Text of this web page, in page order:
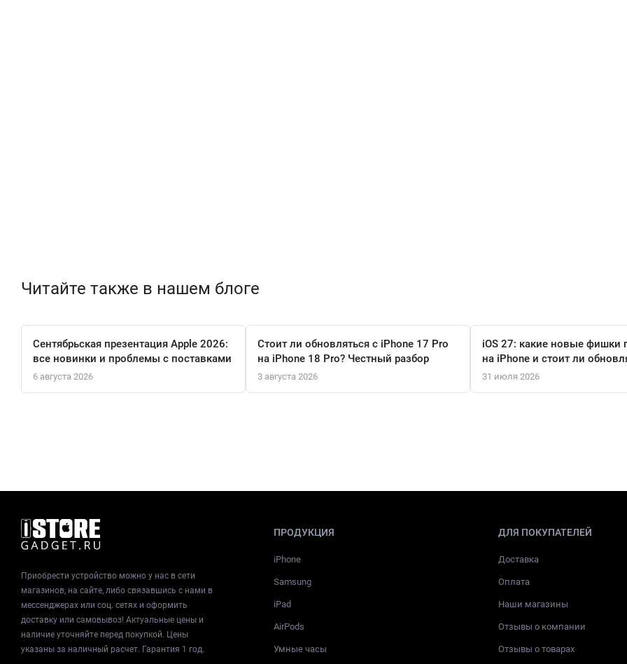
Читайте также в нашем блоге
Сентябрьская презентация Apple 2026:
все новинки и проблемы с поставками
6 августа 2026
Стоит ли обновляться с iPhone 17 Pro
на iPhone 18 Pro? Честный разбор
3 августа 2026
iOS 27: какие новые фишки
на iPhone и стоит ли
31 июля 2026
Приобрести устройство можно у нас в сети
магазинов, на сайте, либо связавшись с нами в
мессенджерах или соц. сетях и оформить
доставку или самовывоз! Актуальные цены и
наличие уточняйте перед покупкой. Цены
указаны за наличный расчет. Гарантия 1 год.
ПРОДУКЦИЯ
iPhone
Samsung
iPad
AirPods
Умные часы
ДЛЯ ПОКУПАТЕЛЕЙ
Доставка
Оплата
Наши магазины
Отзывы о компании
Отзывы о товарах